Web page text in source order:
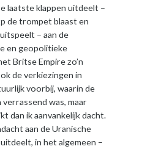
laatste klappen uitdeelt –
de trompet blaast en
– aan de
en geopolitieke
Britse Empire zo’n
de verkiezingen in
voorbij, waarin de
was, maar
dan ik aanvankelijk dacht.
aan de Uranische
in het algemeen –